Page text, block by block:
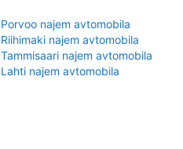
Porvoo najem avtomobila
Riihimaki najem avtomobila
Tammisaari najem avtomobila
Lahti najem avtomobila